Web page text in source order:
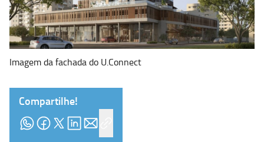
Imagem da fachada do U.Connect
Compartilhe!